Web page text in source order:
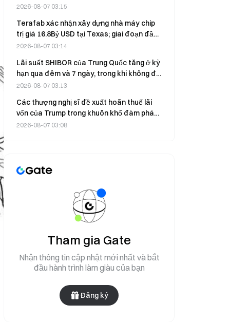
tháng 7, xuống còn 25.052 chiếc
2026-08-07 03:15
Terafab xác nhận xây dựng nhà máy chip
trị giá 16.8Bỷ USD tại Texas; giai đoạn đầu
tiên sẽ tạo ra 3.000 việc làm
2026-08-07 03:14
Lãi suất SHIBOR của Trung Quốc tăng ở kỳ
hạn qua đêm và 7 ngày, trong khi không đổi
ở kỳ hạn 3 tháng vào ngày 6 tháng 8
2026-08-07 03:13
Các thượng nghị sĩ đề xuất hoãn thuế lãi
vốn của Trump trong khuôn khổ đàm phán
về Đạo luật CLARITY
2026-08-07 03:08
Tham gia Gate
Nhận thông tin cập nhật mới nhất và bắt
đầu hành trình làm giàu của bạn
Đăng ký